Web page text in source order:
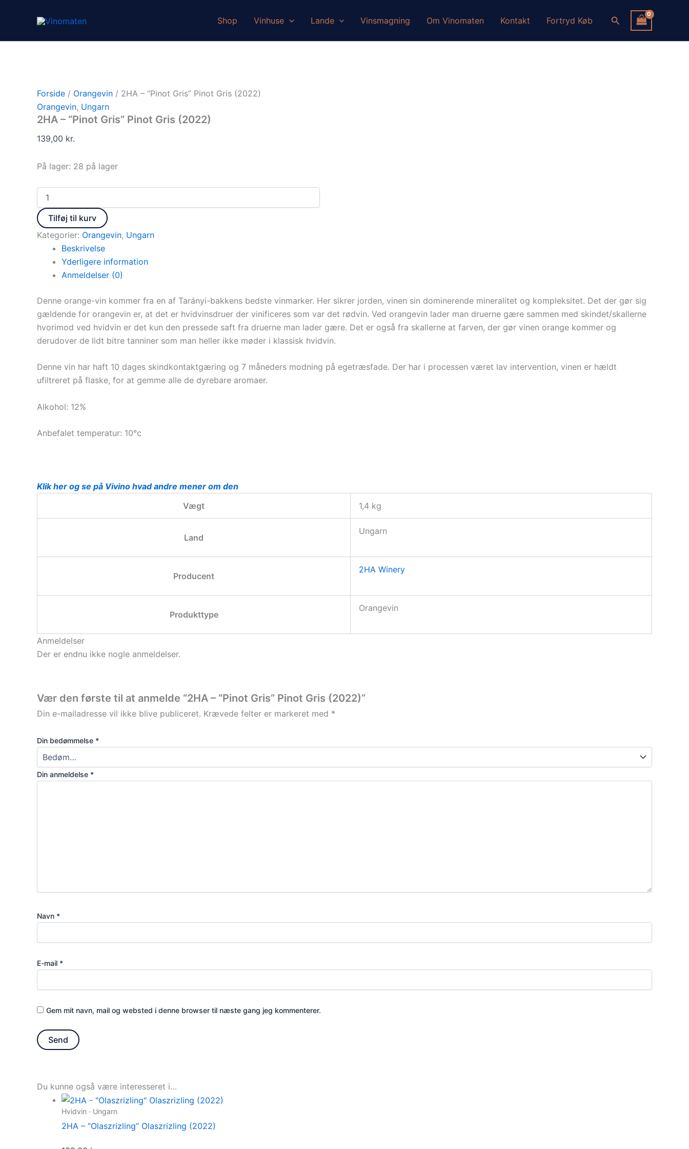
Shop Vinhuse Lande Vinsmagning Om Vinomaten Kontakt Fortryd Køb Søg
Forside / Orangevin / 2HA – “Pinot Gris” Pinot Gris (2022)
Orangevin, Ungarn
2HA – “Pinot Gris” Pinot Gris (2022)
139,00 kr.
På lager: 28 på lager
"Pinot
Tilføj til kurv
Kategorier: Orangevin, Ungarn
Beskrivelse
Yderligere information
Anmeldelser (0)
Denne orange-vin kommer fra en af Tarányi-bakkens bedste vinmarker. Her sikrer jorden, vinen sin dominerende mineralitet og kompleksitet. Det der gør sig
gældende for orangevin er, at det er hvidvinsdruer der vinificeres som var det rødvin. Ved orangevin lader man druerne gære sammen med skindet/skallerne
hvorimod ved hvidvin er det kun den pressede saft fra druerne man lader gære. Det er også fra skallerne at farven, der gør vinen orange kommer og
derudover de lidt bitre tanniner som man heller ikke møder i klassisk hvidvin.
Denne vin har haft 10 dages skindkontaktgæring og 7 måneders modning på egetræsfade. Der har i processen været lav intervention, vinen er hældt
ufiltreret på flaske, for at gemme alle de dyrebare aromaer.
Alkohol: 12%
Anbefalet temperatur: 10°c
Klik her og se på Vivino hvad andre mener om den
Vægt
1,4 kg
Land
Ungarn
Producent
2HA Winery
Produkttype
Orangevin
Anmeldelser
Der er endnu ikke nogle anmeldelser.
Vær den første til at anmelde “2HA – “Pinot Gris” Pinot Gris (2022)”
Din e-mailadresse vil ikke blive publiceret. Krævede felter er markeret med *
Din bedømmelse *
Din anmeldelse *
Navn *
E-mail *
Gem mit navn, mail og websted i denne browser til næste gang jeg kommenterer.
Du kunne også være interesseret i…
Hvidvin · Ungarn
2HA – “Olaszrizling” Olaszrizling (2022)